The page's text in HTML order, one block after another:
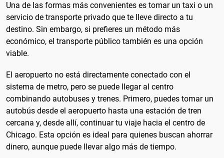
Una de las formas más convenientes es tomar un taxi o un
servicio de transporte privado que te lleve directo a tu
destino. Sin embargo, si prefieres un método más
económico, el transporte público también es una opción
viable.
El aeropuerto no está directamente conectado con el
sistema de metro, pero se puede llegar al centro
combinando autobuses y trenes. Primero, puedes tomar un
autobús desde el aeropuerto hasta una estación de tren
cercana y, desde allí, continuar tu viaje hacia el centro de
Chicago. Esta opción es ideal para quienes buscan ahorrar
dinero, aunque puede llevar algo más de tiempo.